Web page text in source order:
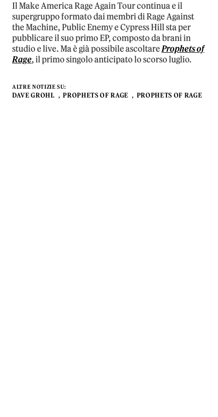
Il Make America Rage Again Tour continua e il
supergruppo formato dai membri di Rage Against
the Machine, Public Enemy e Cypress Hill sta per
pubblicare il suo primo EP, composto da brani in
studio e live. Ma è già possibile ascoltareProphets of
Rage, il primo singolo anticipato lo scorso luglio.
ALTRE NOTIZIE SU:
DAVE GROHL PROPHETS OF RAGE PROPHETS OF RAGE